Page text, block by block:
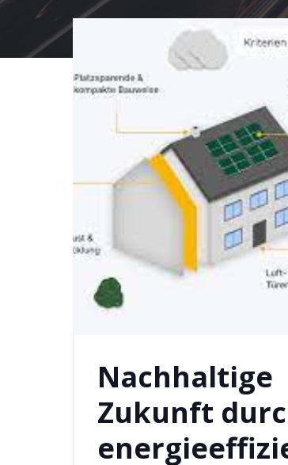
Nachhaltige
Zukunft